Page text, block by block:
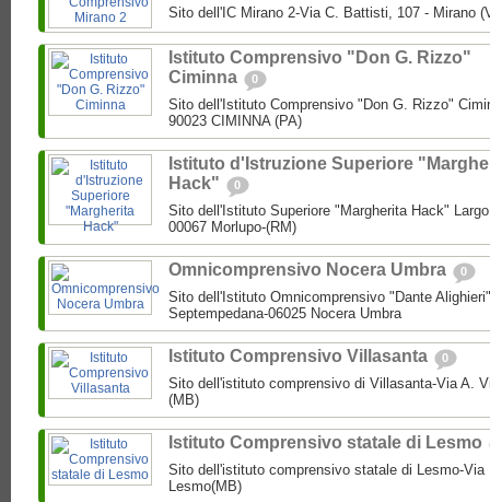
Sito dell'IC Mirano 2-Via C. Battisti, 107 - Mirano
Istituto Comprensivo "Don G. Rizzo"
Ciminna
0
Sito dell'Istituto Comprensivo "Don G. Rizzo"
90023 CIMINNA (PA)
Istituto d'Istruzione Superiore
Hack"
0
Sito dell'Istituto Superiore "Margherita Hack"
00067 Morlupo-(RM)
Omnicomprensivo Nocera Umbra 0
Sito dell'Istituto Omnicomprensivo "Dante
Septempedana-06025 Nocera Umbra
Istituto Comprensivo Villasanta 0
Sito dell'istituto comprensivo di Villasanta-Via A.
(MB)
Istituto Comprensivo statale di Lesmo
Sito dell'istituto comprensivo statale di Lesmo-Via
Lesmo(MB)